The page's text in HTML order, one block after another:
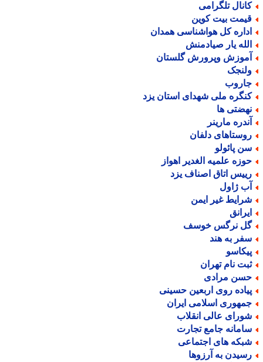
تلگرامی
بیت کوین
کل هواشناسی همدان
یار صیادمنش
وپرورش گلستان
ملی شهدای استان یزد
ها
مارینر
دلفان
پائولو
علمیه الغدیر اهواز
اتاق اصناف یزد
ژاول
غیر ایمن
نرگس خوسف
به هند
نام تهران
مرادی
روی اربعین حسینی
اسلامی ایران
عالی انقلاب
جامع تجارت
های اجتماعی
به آرزوها